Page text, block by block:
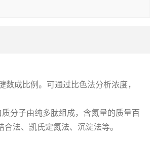
成比例。可通过比色法分析浓度，
分子由纯多肽组成，含氮量的质量百
法、凯氏定氮法、沉淀法等。